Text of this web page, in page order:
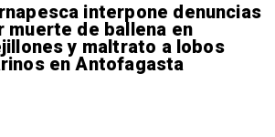
interpone denuncias
muerte de ballena en
y maltrato a lobos
en Antofagasta